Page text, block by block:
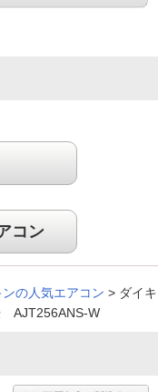
機能は無いものを選
のご意見を掲載しておりま
コン
ンの人気エアコン > ダイキ
W